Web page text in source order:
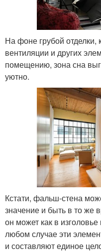
На фоне грубой отделки,
вентиляции и других
помещению, зона сна
уютно.
Кстати, фальш-стена
значение и быть в то же
он может как в изголовье
любом случае эти
и составляют единое